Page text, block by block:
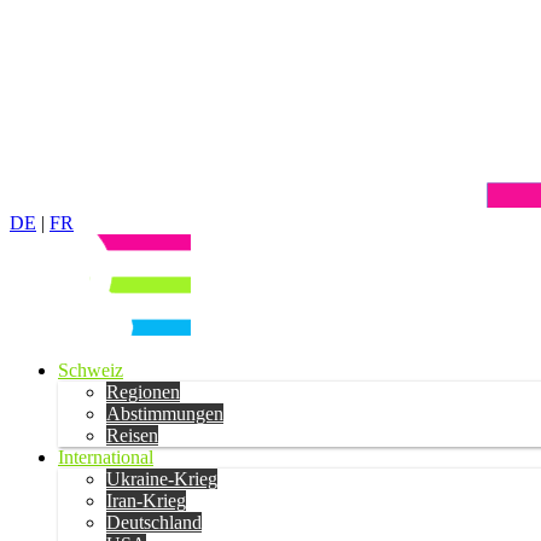
DE | FR
Schweiz
Regionen
Abstimmungen
Reisen
International
Ukraine-Krieg
Iran-Krieg
Deutschland